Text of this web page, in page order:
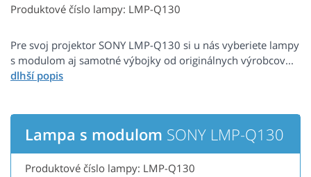
Produktové číslo lampy: LMP-Q130
Pre svoj projektor SONY LMP-Q130 si u nás vyberiete lampy
s modulom aj samotné výbojky od originálnych výrobcov...
Lampa s modulom SONY LMP-Q130
Produktové číslo lampy: LMP-Q130